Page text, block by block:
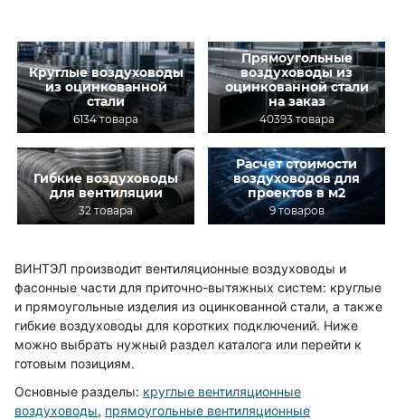
Круглые воздуховоды
из оцинкованной
стали
6134 товара
Прямоугольные
воздуховоды из
оцинкованной стали
на заказ
40393 товара
Гибкие воздуховоды
для вентиляции
32 товара
Расчет стоимости
воздуховодов для
проектов в м2
9 товаров
ВИНТЭЛ производит вентиляционные воздуховоды и
фасонные части для приточно-вытяжных систем: круглые
и прямоугольные изделия из оцинкованной стали, а также
гибкие воздуховоды для коротких подключений. Ниже
можно выбрать нужный раздел каталога или перейти к
готовым позициям.
Основные разделы: круглые вентиляционные
воздуховоды, прямоугольные вентиляционные